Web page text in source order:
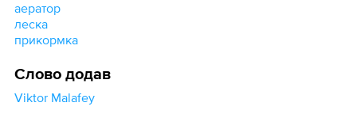
аератор
леска
прикормка
Слово додав
Viktor Malafey